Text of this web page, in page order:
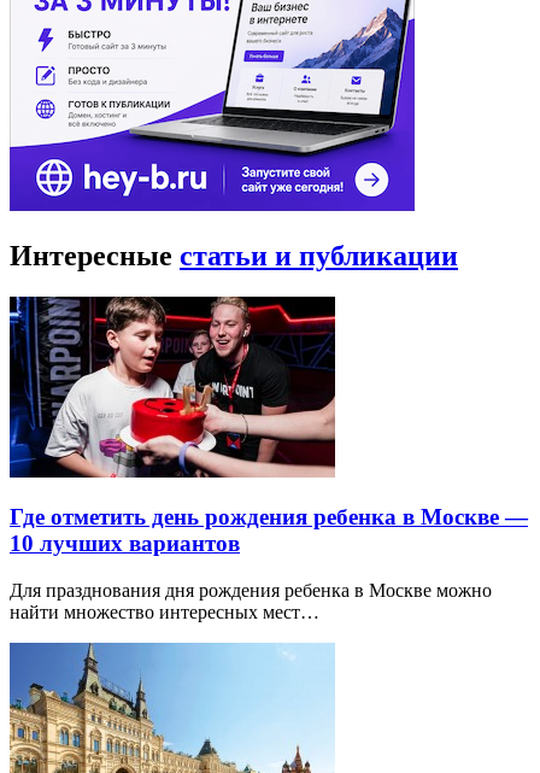
Интересные статьи и публикации
Где отметить день рождения ребенка в Москве —
10 лучших вариантов
Для празднования дня рождения ребенка в Москве можно
найти множество интересных мест…